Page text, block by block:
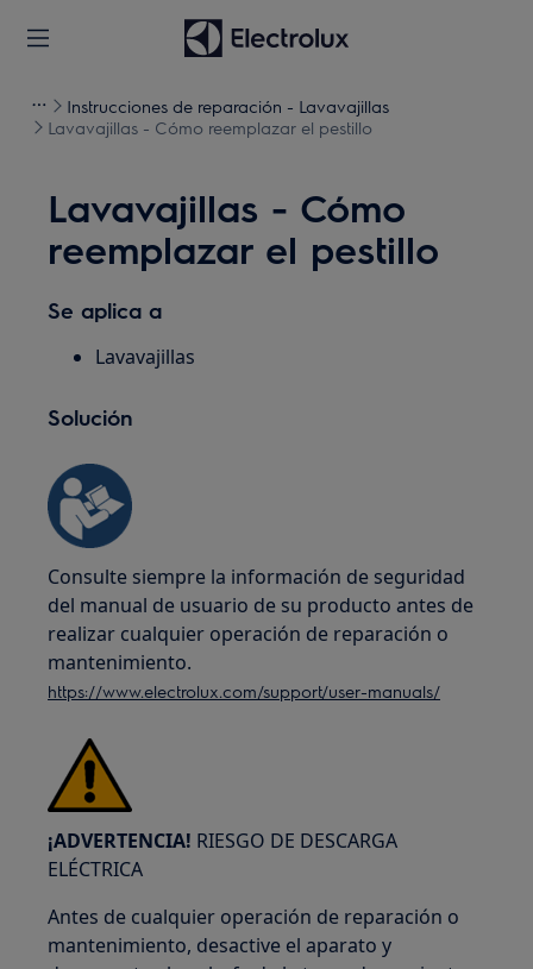
Instrucciones de reparación - Lavavajillas
Lavavajillas - Cómo reemplazar el pestillo
Lavavajillas - Cómo
reemplazar el pestillo
Se aplica a
Lavavajillas
Solución
Consulte siempre la información de seguridad
del manual de usuario de su producto antes de
realizar cualquier operación de reparación o
mantenimiento.
https://www.electrolux.com/support/user-manuals/
¡ADVERTENCIA! RIESGO DE DESCARGA
ELÉCTRICA
Antes de cualquier operación de reparación o
mantenimiento, desactive el aparato y